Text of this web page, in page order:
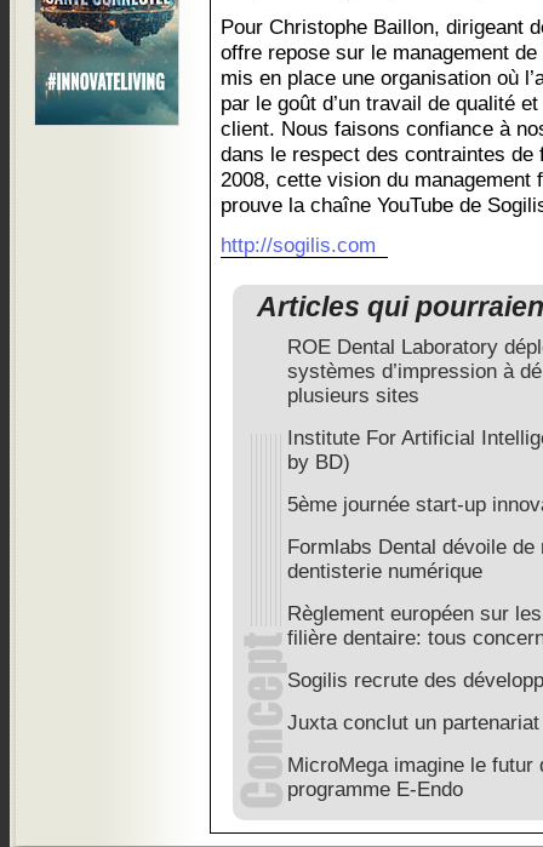
Pour Christophe Baillon, dirigeant
offre repose sur le management
mis en place une organisation où
par le goût d’un travail de qualité
client. Nous faisons confiance à
dans le respect des contraintes de
2008, cette vision du
prouve la chaîne YouTube de
http://sogilis.com
Articles qui
ROE Dental Laboratory
systèmes d’impression à
plusieurs sites
Institute For Artificial
by BD)
5ème journée start-up
Formlabs Dental dévoile
dentisterie numérique
Règlement européen sur
filière dentaire: tous
Sogilis recrute des
Juxta conclut un
MicroMega imagine le futur
programme E-Endo